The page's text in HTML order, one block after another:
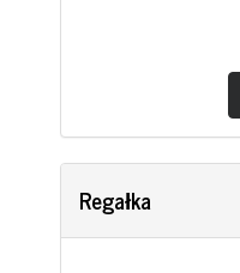
Regałka